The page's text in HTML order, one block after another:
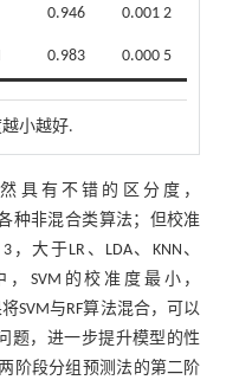
0.946 0.001 2
0.983 0.000 5
小越好.
具有不错的区分度，
种非混合类算法；但校准
，大于LR、LDA、KNN、
SVM的校准度最小，
SVM与RF算法混合，可以
题，进一步提升模型的性
阶段分组预测法的第二阶